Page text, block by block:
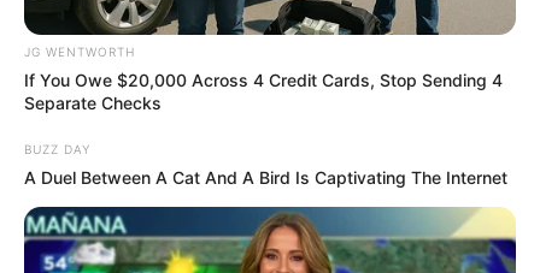
What Happened To The Blue Lagoon Cast? See
Them Now
BRAINBERRIES
JG WENTWORTH
If You Owe $20,000 Across 4 Credit Cards, Stop Sending 4
Separate Checks
BUZZ DAY
A Duel Between A Cat And A Bird Is Captivating The Internet